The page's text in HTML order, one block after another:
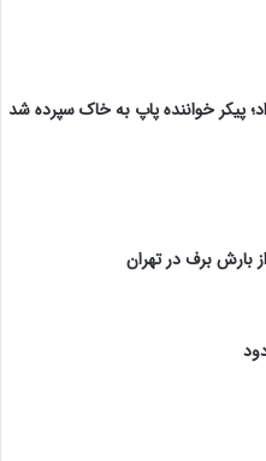
پیکر خواننده پاپ به خاک سپرده شد
بارش برف در تهران